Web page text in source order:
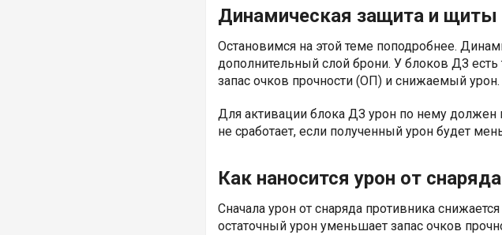
Динамическая защита и щиты
Остановимся на этой теме поподробнее.
дополнительный слой брони. У блоков ДЗ
запас очков прочности (ОП) и снижаемый урон.
Для активации блока ДЗ урон по нему
не сработает, если полученный урон будет
Как наносится урон от
Сначала урон от снаряда противника
остаточный урон уменьшает запас очков